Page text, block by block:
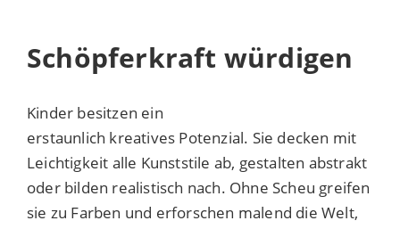
Schöpferkraft würdigen
Kinder besitzen ein
erstaunlich kreatives Potenzial. Sie decken mit
Leichtigkeit alle Kunststile ab, gestalten abstrakt
oder bilden realistisch nach. Ohne Scheu greifen
sie zu Farben und erforschen malend die Welt,